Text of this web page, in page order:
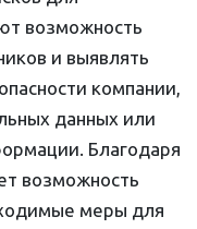
возможность
и выявлять
компании,
данных или
Благодаря
возможность
меры для